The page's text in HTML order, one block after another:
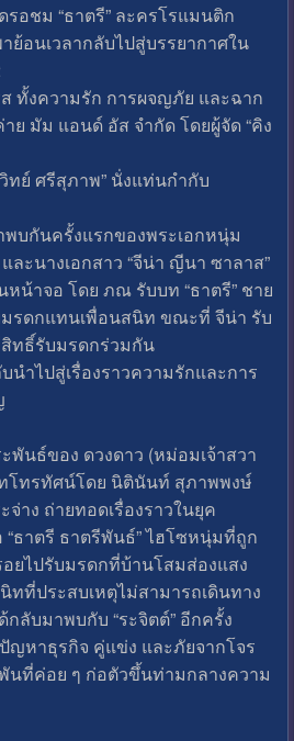
อชม “ธาตรี” ละครโรแมนติก
อนเวลากลับไปสู่บรรยากาศใน
ทั้งความรัก การผจญภัย และฉาก
ย มัม แอนด์ อัส จำกัด โดยผู้จัด “คิง
ทย์ ศรีสุภาพ” นั่งแท่นกำกับ
บกันครั้งแรกของพระเอกหนุ่ม
ะนางเอกสาว “จีน่า ญีนา ซาลาส”
น้าจอ โดย ภณ รับบท “ธาตรี” ชาย
รดกแทนเพื่อนสนิท ขณะที่ จีน่า รับ
ทธิ์รับมรดกร่วมกัน
ำไปสู่เรื่องราวความรักและการ
พันธ์ของ ดวงดาว (หม่อมเจ้าสวา
โทรทัศน์โดย นิตินันท์ สุภาพพงษ์
าง ถ่ายทอดเรื่องราวในยุค
“ธาตรี ธาตรีพันธ์” ไฮโซหนุ่มที่ถูก
ยไปรับมรดกที่บ้านโสมส่องแสง
ทที่ประสบเหตุไม่สามารถเดินทาง
กลับมาพบกับ “ระจิตต์” อีกครั้ง
ญหาธุรกิจ คู่แข่ง และภัยจากโจร
นที่ค่อย ๆ ก่อตัวขึ้นท่ามกลางความ